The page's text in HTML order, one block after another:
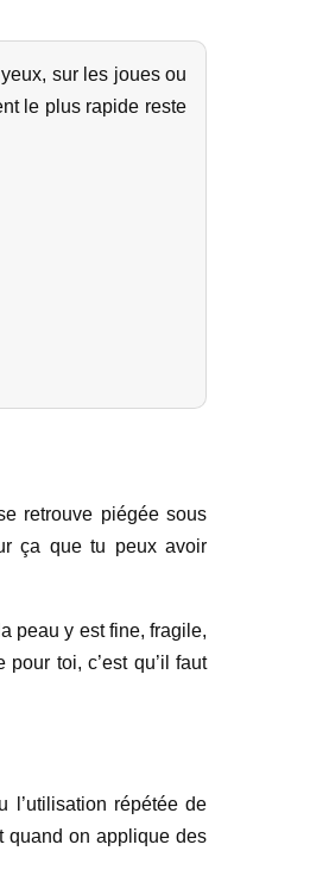
sur les joues ou
le plus rapide reste
retrouve piégée sous
ça que tu peux avoir
peau y est fine, fragile,
toi, c’est qu’il faut
l’utilisation répétée de
quand on applique des